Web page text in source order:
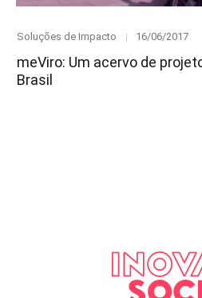
Category
Soluções de Impacto
Posted
16/06/2017
meViro: Um acervo de
Brasil